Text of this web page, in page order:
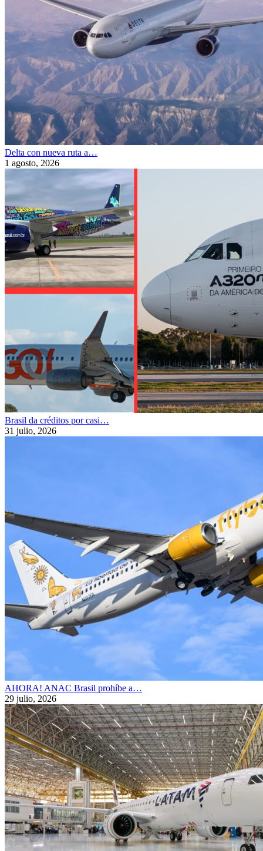
Delta con nueva ruta a…
1 agosto, 2026
Brasil da créditos por casi…
31 julio, 2026
AHORA! ANAC Brasil prohíbe a…
29 julio, 2026